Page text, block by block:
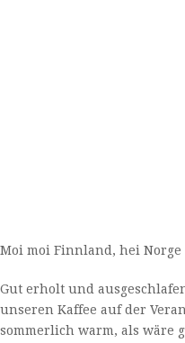
Moi moi Finnland, hei Norge
Gut erholt und
unseren Kaffee auf der
sommerlich warm, als wäre